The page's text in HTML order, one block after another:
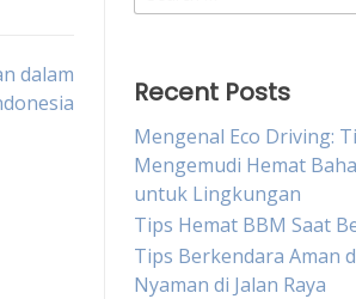
dalam
for:
Recent Posts
Mengenal Eco Driving:
Mengemudi Hemat
untuk Lingkungan
Tips Hemat BBM Saat
Tips Berkendara Aman
Nyaman di Jalan Raya